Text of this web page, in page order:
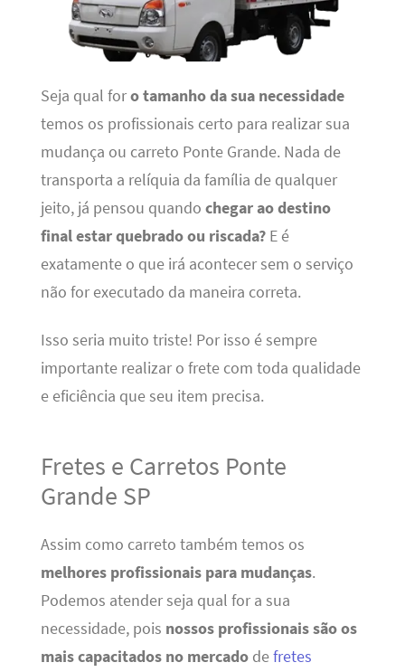
Seja qual foro tamanho da sua necessidade
temos os profissionais certo para realizar sua
mudança ou carreto Ponte Grande. Nada de
transporta a relíquia da família de qualquer
jeito, já pensou quando chegar ao destino
final estar quebrado ou riscada?E é
exatamente o que irá acontecer sem o serviço
não for executado da maneira correta.
Isso seria muito triste! Por isso é sempre
importante realizar o frete com toda qualidade
e eficiência que seu item precisa.
Fretes e Carretos Ponte
Grande SP
Assim como carreto também temos os
melhores profissionais para mudanças.
Podemos atender seja qual for a sua
necessidade, pois nossos profissionais são os
mais capacitados no mercadodefretes